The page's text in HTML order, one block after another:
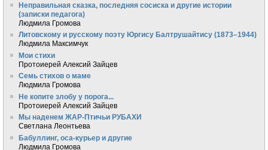
Неправильная сказка, последняя сосиска и другие истории
(записки педагога)
Людмила Громова
Литовскому и русскому поэту Юргису Балтрушайтису (1873–1944)
Людмила Максимчук
Мои стихи
Протоиерей Алексий Зайцев
Семь стихов о маме
Людмила Громова
Не копите злобу у порога...
Протоиерей Алексий Зайцев
Мы наденем ЖАР-Птичьи РУБАХИ
Светлана Леонтьева
Бабуллинг, оса-курьер и другие
Людмила Громова